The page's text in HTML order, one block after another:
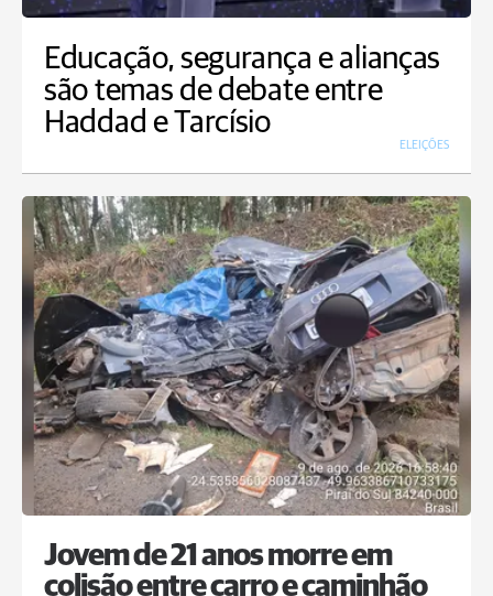
Educação, segurança e alianças
são temas de debate entre
Haddad e Tarcísio
ELEIÇÕES
Jovem de 21 anos morre em
colisão entre carro e caminhão